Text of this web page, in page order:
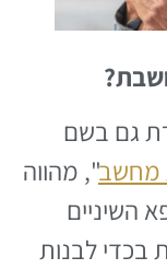
גם בשם
מחשב", מהווה
השיניים
בכדי לבנות